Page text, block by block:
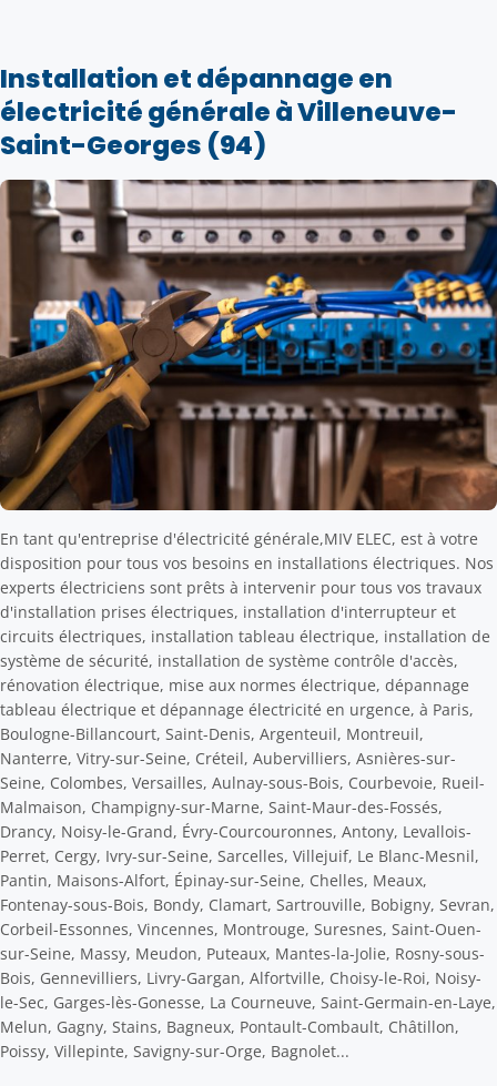
Dépannage électrique à
Villeneuve-Saint-Georges
Installation et dépannage en
électricité générale à Villeneuve-
Saint-Georges (94)
En tant qu'entreprise d'électricité générale,MIV ELEC, est à votre
disposition pour tous vos besoins en installations électriques. Nos
experts électriciens sont prêts à intervenir pour tous vos travaux
d'installation prises électriques, installation d'interrupteur et
circuits électriques, installation tableau électrique, installation de
système de sécurité, installation de système contrôle d'accès,
rénovation électrique, mise aux normes électrique, dépannage
tableau électrique et dépannage électricité en urgence, à Paris,
Boulogne-Billancourt, Saint-Denis, Argenteuil, Montreuil,
Nanterre, Vitry-sur-Seine, Créteil, Aubervilliers, Asnières-sur-
Seine, Colombes, Versailles, Aulnay-sous-Bois, Courbevoie, Rueil-
Malmaison, Champigny-sur-Marne, Saint-Maur-des-Fossés,
Drancy, Noisy-le-Grand, Évry-Courcouronnes, Antony, Levallois-
Perret, Cergy, Ivry-sur-Seine, Sarcelles, Villejuif, Le Blanc-Mesnil,
Pantin, Maisons-Alfort, Épinay-sur-Seine, Chelles, Meaux,
Fontenay-sous-Bois, Bondy, Clamart, Sartrouville, Bobigny, Sevran,
Corbeil-Essonnes, Vincennes, Montrouge, Suresnes, Saint-Ouen-
sur-Seine, Massy, Meudon, Puteaux, Mantes-la-Jolie, Rosny-sous-
Bois, Gennevilliers, Livry-Gargan, Alfortville, Choisy-le-Roi, Noisy-
le-Sec, Garges-lès-Gonesse, La Courneuve, Saint-Germain-en-Laye,
Melun, Gagny, Stains, Bagneux, Pontault-Combault, Châtillon,
Poissy, Villepinte, Savigny-sur-Orge, Bagnolet...